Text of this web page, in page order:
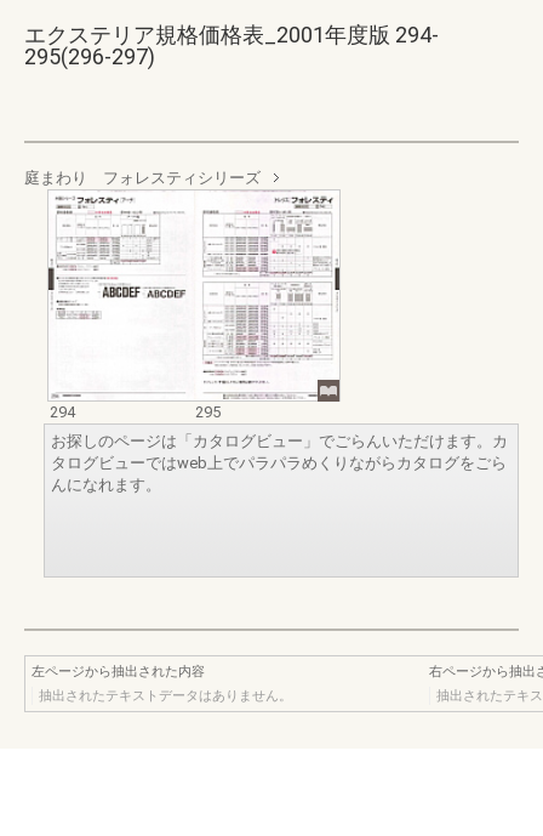
エクステリア規格価格表_2001年度版 294-
295(296-297)
庭まわり フォレスティシリーズ
294
295
お探しのページは「カタログビュー」でごらんいただけます。カ
タログビューではweb上でパラパラめくりながらカタログをごら
んになれます。
左ページから抽出された内容
抽出されたテキストデータはありません。
右ページから抽出
抽出されたテキ